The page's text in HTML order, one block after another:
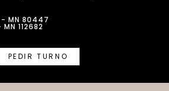
MN 80447
112682
PEDIR TURNO